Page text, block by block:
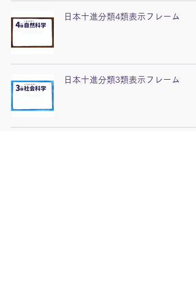
日本十進分類4類表示フレーム
日本十進分類3類表示フレーム